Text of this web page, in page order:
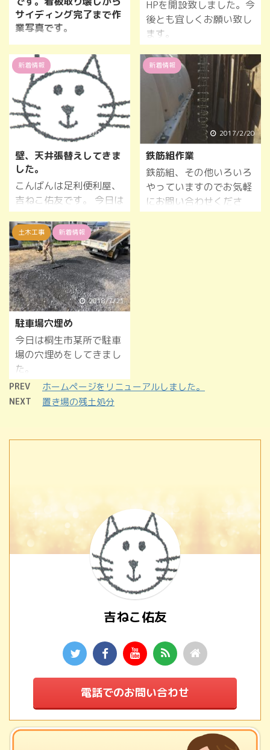
サイディング完了まで作
業写真です。
皆様ホームページご観覧
有難うございます。 弊社
ではお客様の了解を得て
写真を公開しています。
今回は板の看板をはがし
サイディングで作り直し
ました。 元大工、塗装職
人など在籍中です。ちょ
っとした事でもお気軽に
お問い合わせください。
HPを開設致しました。今
後とも宜しくお願い致し
ます。
新着情報
2017/5/13
壁、天井張替えしてきま
した。
こんばんは足利便利屋、
吉ねこ佑友です。 今日は
部分てきに壁、天井の張
替えしてきました。 皆様
プチ修正でもお気軽にお
問い合わせください。
明日より雨トヨキャンペ
ーンスタートいたしま
す。 入梅前に雨トヨ修
理、交換は足利便利屋吉
ねこ佑友にお任せくださ
い。
新着情報
2017/2/20
鉄筋組作業
鉄筋組、その他いろいろ
やっていますのでお気軽
にお問い合わせくださ
い。
土木工事 新着情報
2018/7/21
駐車場穴埋め
今日は桐生市某所で駐車
場の穴埋めをしてきまし
た。
PREV ホームページをリニューアルしました。
NEXT 置き場の残土処分
吉ねこ佑友
電話でのお問い合わせ